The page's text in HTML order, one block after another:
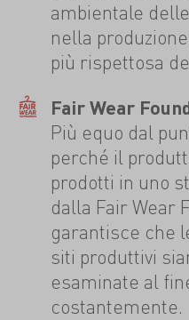
ambientale
nella
più rispettosa
Fair Wear
Più equo dal
perché il
prodotti in uno
dalla Fair Wear
garantisce che
siti produttivi
esaminate al
costantemente.